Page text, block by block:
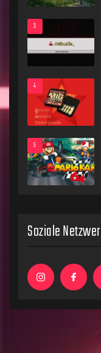
Soziale